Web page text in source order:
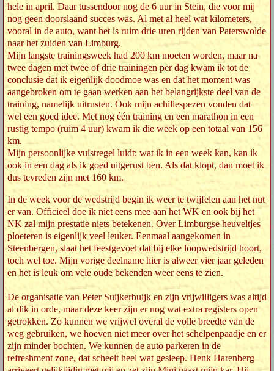
hele in april. Daar tussendoor nog de 6 uur in Stein, die voor mij
nog geen doorslaand succes was. Al met al heel wat kilometers,
vooral in de auto, want het is ruim drie uren rijden van Paterswolde
naar het zuiden van Limburg.
Mijn langste trainingsweek had 200 km moeten worden, maar na
twee dagen met twee of drie trainingen per dag kwam ik tot de
conclusie dat ik eigenlijk doodmoe was en dat het moment was
aangebroken om te gaan werken aan het belangrijkste deel van de
training, namelijk uitrusten. Ook mijn achillespezen vonden dat
wel een goed idee. Met nog één training en een marathon in een
rustig tempo (ruim 4 uur) kwam ik die week op een totaal van 156
km.
Mijn persoonlijke vuistregel luidt: wat ik in een week kan, kan ik
ook in een dag als ik goed uitgerust ben. Als dat klopt, dan moet ik
dus tevreden zijn met 160 km.
In de week voor de wedstrijd begin ik weer te twijfelen aan het nut
er van. Officieel doe ik niet eens mee aan het WK en ook bij het
NK zal mijn prestatie niets betekenen. Over Limburgse heuveltjes
ploeteren is eigenlijk veel leuker. Eenmaal aangekomen in
Steenbergen, slaat het feestgevoel dat bij elke loopwedstrijd hoort,
toch wel toe. Mijn vorige deelname hier is alweer vier jaar geleden
en het is leuk om vele oude bekenden weer eens te zien.
De organisatie van Peter Suijkerbuijk en zijn vrijwilligers was altijd
al dik in orde, maar deze keer zijn er nog wat extra registers open
getrokken. Zo kunnen we vrijwel overal de volle breedte van de
weg gebruiken, we hoeven niet meer over het schelpenpaadje en er
zijn minder bochten. We kunnen de auto parkeren in de
refreshment zone, dat scheelt heel wat gesleep. Henk Harenberg